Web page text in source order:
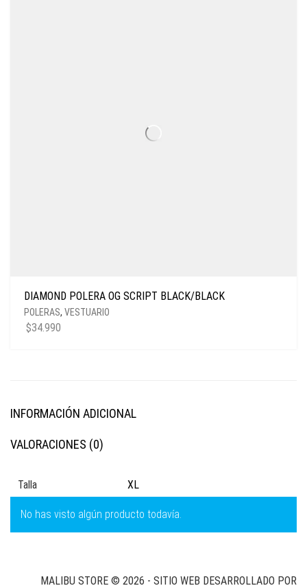
DIAMOND POLERA OG SCRIPT BLACK/BLACK
POLERAS, VESTUARIO
$34.990
INFORMACIÓN ADICIONAL
VALORACIONES (0)
Talla XL
No has visto algún producto todavía.
MALIBU STORE © 2026 - SITIO WEB DESARROLLADO POR